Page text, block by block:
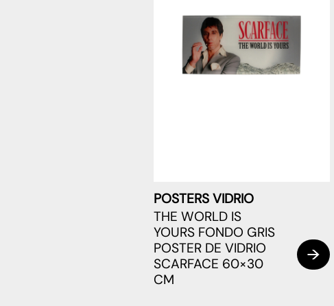
POSTERS VIDRIO
THE WORLD IS
YOURS FONDO GRIS
POSTER DE VIDRIO
SCARFACE 60×30
CM